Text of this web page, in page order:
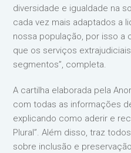
diversidade e igualdade na
cada vez mais adaptados a
nossa população, por isso a
que os serviços
segmentos”, completa.
A cartilha elaborada pela
com todas as informações
explicando como aderir e
Plural”. Além disso, traz
sobre inclusão e